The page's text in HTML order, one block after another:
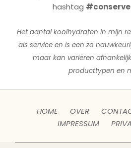
hashtag
Het aantal koolhydraten in mijn
als service en is een zo
maar kan variëren
producttypen en
HOME OVER
IMPRESSUM